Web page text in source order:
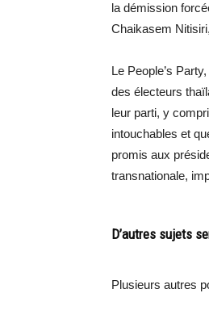
la démission
Chaikasem
Le People’s
des électeurs
leur parti, y
intouchables et
promis aux
transnationale,
D’autres sujets
Plusieurs autres